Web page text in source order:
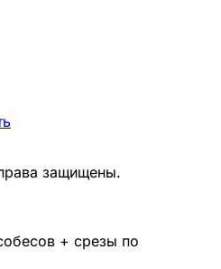
защищены.
+ срезы по